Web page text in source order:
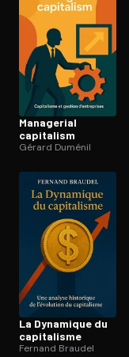
Managerial
capitalism
Gérard Duménil
La Dynamique du
capitalisme
Fernand Braudel